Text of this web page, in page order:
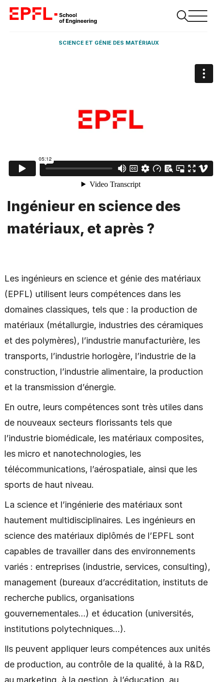
SCIENCE ET GÉNIE DES MATÉRIAUX
Ingénieur en science des
matériaux, et après ?
Les ingénieurs en science et génie des matériaux
(EPFL) utilisent leurs compétences dans les
domaines classiques, tels que : la production de
matériaux (métallurgie, industries des céramiques
et des polymères), l’industrie manufacturière, les
transports, l’industrie horlogère, l’industrie de la
construction, l’industrie alimentaire, la production
et la transmission d’énergie.
En outre, leurs compétences sont très utiles dans
de nouveaux secteurs florissants tels que
l’industrie biomédicale, les matériaux composites,
les micro et nanotechnologies, les
télécommunications, l’aérospatiale, ainsi que les
sports de haut niveau.
La science et l’ingénierie des matériaux sont
hautement multidisciplinaires. Les ingénieurs en
science des matériaux diplômés de l’EPFL sont
capables de travailler dans des environnements
variés : entreprises (industrie, services, consulting),
management (bureaux d’accréditation, instituts de
recherche publics, organisations
gouvernementales…) et éducation (universités,
institutions polytechniques…).
Ils peuvent appliquer leurs compétences aux unités
de production, au contrôle de la qualité, à la R&D,
au marketing, à la gestion, à l’éducation, au